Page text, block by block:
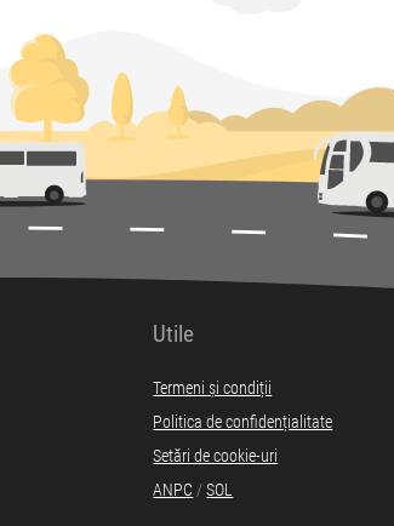
Utile
Termeni și condiții
Politica de confidențialitate
Setări de cookie-uri
ANPC /SOL